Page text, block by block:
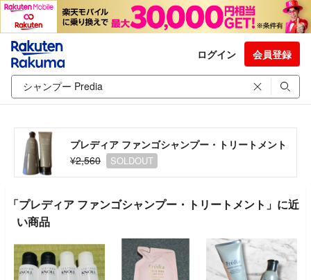
ログイン 会員登録
プレディア ファンゴシャンプー・トリートメント
¥2,560
SOLDOUT
「プレディア ファンゴシャンプー・トリートメント」に近
い商品